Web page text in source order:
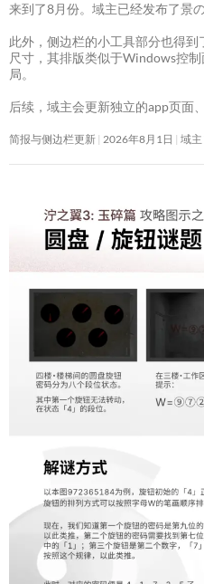
来到了8月份。域主已经发布了景
此外，侧边栏的小工具部分也得
尺寸，其排版类似于Windows控
局。
后续，域主会更新独立的app页面
简报与侧边栏更新 2026年8月1日 域主